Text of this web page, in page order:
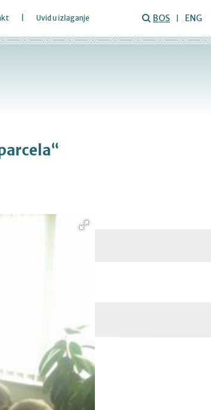
Uvid u izlaganje BOS ENG